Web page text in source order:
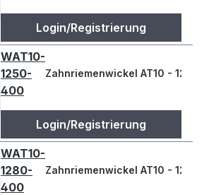
Login/Registrierung
WAT10-
1250-
400
Zahnriemenwickel AT10 - 1250
Login/Registrierung
WAT10-
1280-
400
Zahnriemenwickel AT10 - 1280